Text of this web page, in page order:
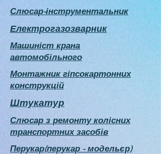
Слюсар-інструментальник
Електрогазозварник
Машиніст крана
автомобільного
Монтажник гіпсокартонних
конструкцій
Штукатур
Слюсар з ремонту колісних
транспортних засобів
Перукар(перукар - модельєр)